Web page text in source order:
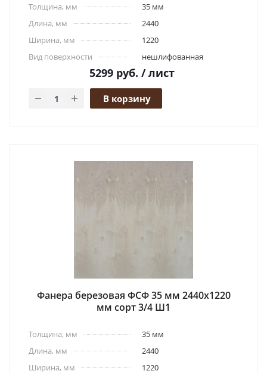
Толщина, мм
35 мм
Длина, мм
2440
Ширина, мм
1220
Вид поверхности
нешлифованная
5299 руб. / лист
В корзину
Фанера березовая ФСФ 35 мм 2440x1220
мм сорт 3/4 Ш1
Толщина, мм
35 мм
Длина, мм
2440
Ширина, мм
1220